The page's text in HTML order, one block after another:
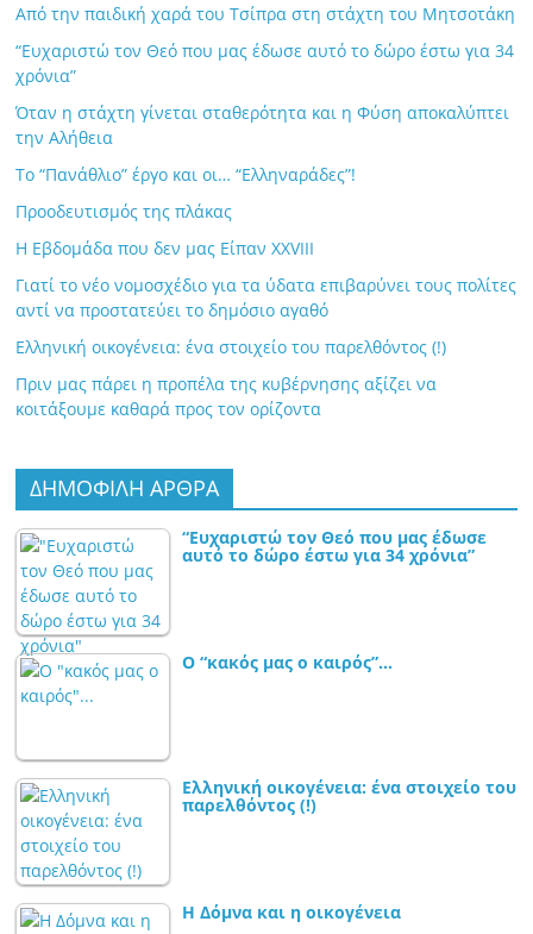
Από την παιδική χαρά του Τσίπρα στη στάχτη του Μητσοτάκη
“Ευχαριστώ τον Θεό που μας έδωσε αυτό το δώρο έστω για 34
χρόνια”
Όταν η στάχτη γίνεται σταθερότητα και η Φύση αποκαλύπτει
την Αλήθεια
Το “Πανάθλιο” έργο και οι… “Ελληναράδες”!
Προοδευτισμός της πλάκας
Η Εβδομάδα που δεν μας Είπαν XXVIII
Γιατί το νέο νομοσχέδιο για τα ύδατα επιβαρύνει τους πολίτες
αντί να προστατεύει το δημόσιο αγαθό
Ελληνική οικογένεια: ένα στοιχείο του παρελθόντος (!)
Πριν μας πάρει η προπέλα της κυβέρνησης αξίζει να
κοιτάξουμε καθαρά προς τον ορίζοντα
ΔΗΜΟΦΙΛΗ ΑΡΘΡΑ
“Ευχαριστώ τον Θεό που μας έδωσε
αυτό το δώρο έστω για 34 χρόνια”
Ο “κακός μας ο καιρός”…
Ελληνική οικογένεια: ένα στοιχείο του
παρελθόντος (!)
Η Δόμνα και η οικογένεια